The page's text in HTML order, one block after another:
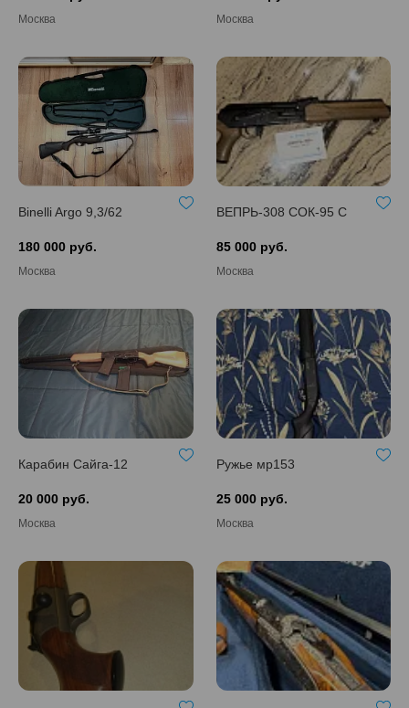
Москва Москва
Binelli Argo 9,3/62
180 000 руб.
Москва
ВЕПРЬ-308 СОК-95 С
85 000 руб.
Москва
Карабин Сайга-12
20 000 руб.
Москва
Ружье мр153
25 000 руб.
Москва